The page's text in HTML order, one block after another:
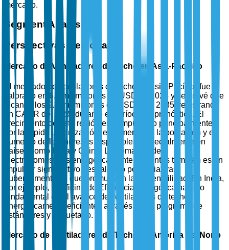
mercado.
Segment Analysis
Perspectivas Regionales
Mercado de Ventiladores de Techo en Asia-Pacífico
El mercado de ventiladores de techo en Asia-Pacífico fue
valorado en 6.5 mil millones de USD en 2025 y se prevé que
alcance los 9.8 mil millones de USD para 2035, registrando
un CAGR del 4.2% durante el período de pronóstico. El
crecimiento de esta región está impulsado principalmente
por la rápida urbanización, el aumento de la población y el
aumento de los ingresos disponibles, especialmente en
países como India y China. La demanda de
electrodomésticos energéticamente eficientes también es un
impulsor significativo, respaldado por iniciativas
gubernamentales que promueven la sostenibilidad. En India,
por ejemplo, la Oficina de Eficiencia Energética ha sido
fundamental en el avance de ventiladores de techo
energéticamente eficientes a través de su programa de
estándares y etiquetado.
Mercado de Ventiladores de Techo en América del Norte